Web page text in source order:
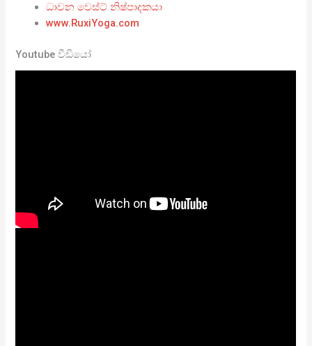
ධාවන වෙස්ට් නිෂ්පාදකයා
www.RuxiYoga.com
Youtube වීඩියෝ